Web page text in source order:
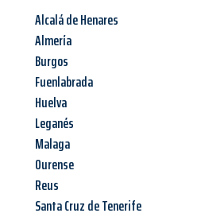
Alcalá de Henares
Almería
Burgos
Fuenlabrada
Huelva
Leganés
Malaga
Ourense
Reus
Santa Cruz de Tenerife